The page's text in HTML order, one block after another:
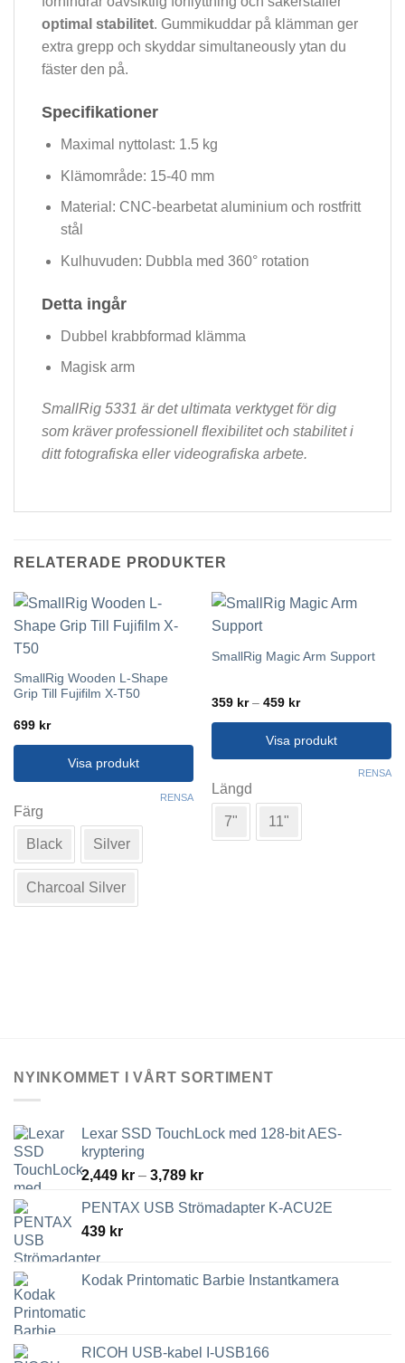
optimal stabilitet. Gummikuddar på klämman ger
extra grepp och skyddar simultaneously ytan du
fäster den på.
Specifikationer
Maximal nyttolast: 1.5 kg
Klämområde: 15-40 mm
Material: CNC-bearbetat aluminium och rostfritt
stål
Kulhuvuden: Dubbla med 360° rotation
Detta ingår
Dubbel krabbformad klämma
Magisk arm
SmallRig 5331 är det ultimata verktyget för dig
som kräver professionell flexibilitet och stabilitet i
ditt fotografiska eller videografiska arbete.
RELATERADE PRODUKTER
SmallRig Wooden L-Shape
Grip Till Fujifilm X-T50
699 kr
Visa produkt
här
produkten
har
flera
varianter.
De
Färg
Black Silver
Charcoal Silver
RENSA
SmallRig Magic Arm Support
359 kr – 459 krPrisintervall:
till
459 kr
Visa produkt
här
produkten
har
flera
Längd
7" 11"
RENSA
NYINKOMMET I VÅRT SORTIMENT
Lexar SSD TouchLock med 128-bit AES-
kryptering
2,449 kr – 3,789 krPrisintervall:
till
PENTAX USB Strömadapter K-ACU2E
439 kr
Kodak Printomatic Barbie Instantkamera
RICOH USB-kabel I-USB166